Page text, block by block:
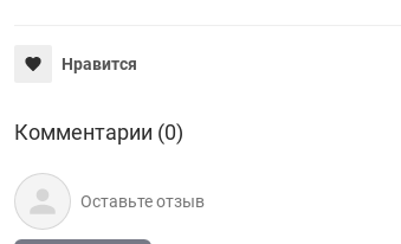
Нравится
Комментарии (0)